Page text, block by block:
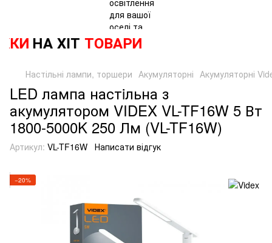
НА ХІТТОВАРИ
Настільні лампи, торшери Акумуляторні Акумуляторні
LED лампа настiльна з
акумулятором VIDEX VL-TF16W 5 Вт
1800-5000K 250 Лм (VL-TF16W)
Артикул: VL-TF16W Написати відгук
−20%